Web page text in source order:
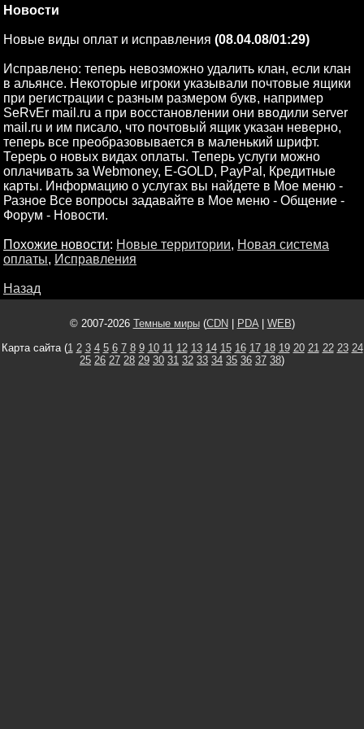
Новости
Новые виды оплат и исправления (08.04.08/01:29)
Исправлено: теперь невозможно удалить клан, если клан
в альянсе. Некоторые игроки указывали почтовые ящики
при регистрации с разным размером букв, например
SeRvEr mail.ru а при восстановлении они вводили server
mail.ru и им писало, что почтовый ящик указан неверно,
теперь все преобразовывается в маленький шрифт.
Терерь о новых видах оплаты. Теперь услуги можно
оплачивать за Webmoney, E-GOLD, PayPal, Кредитные
карты. Информацию о услугах вы найдете в Мое меню -
Разное Все вопросы задавайте в Мое меню - Общение -
Форум - Новости.
Похожие новости: Новые территории, Новая система
оплаты, Исправления
Назад
© 2007-2026 Темные миры(CDN PDA| WEB)
Карта сайта (1 2 3 4 5 6 7 8 9 10 11 12 13 14 15 16 17 18 19 20 21 22 23 24
25 26 27 28 29 30 31 32 33 34 35 36 37 38)